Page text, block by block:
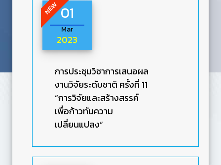
NEW01
Mar
2023
การประชุมวิชาการเสนอผล
งานวิจัยระดับชาติ ครั้งที่ 11
“การวิจัยและสร้างสรรค์
เพื่อก้าวทันความ
เปลี่ยนแปลง“